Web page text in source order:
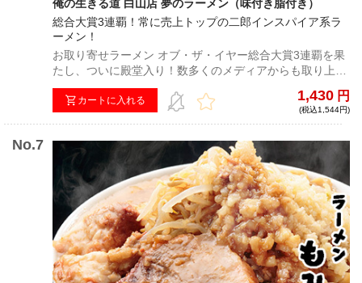
俺の生きる道 白山店 夢のラーメン（味付き脂付き）
総合大賞3連覇！常に売上トップの二郎インスパイア系ラ
ーメン！
お取り寄せラーメン オブ・ザ・イヤー総合大賞3連覇を果
たし、ついに殿堂入り！数多くのメディアからも取り上げ
られ、その勢いはとどまるところを知らない。
カートに入れる 1,430 円
(税込1,544円)